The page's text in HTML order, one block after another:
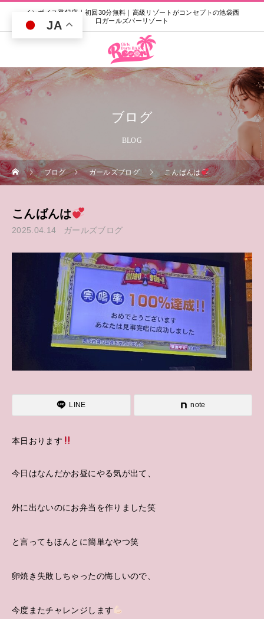
インボイス登録店｜初回30分無料｜高級リゾートがコンセプトの池袋西
口ガールズバーリゾート
ブログ
BLOG
ブログ ガールズブログ こんばんは
こんばんは
2025.04.14 ガールズブログ
LINE note
本日おります
今日はなんだかお昼にやる気が出て、
外に出ないのにお弁当を作りました笑
と言ってもほんとに簡単なやつ笑
卵焼き失敗しちゃったの悔しいので、
今度またチャレンジします
JA